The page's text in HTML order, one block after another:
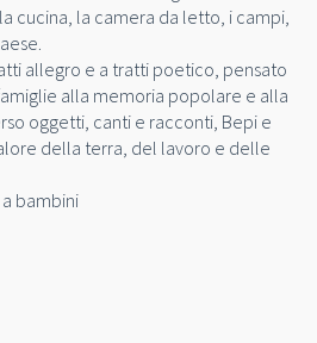
cucina, la camera da letto, i campi,
allegro e a tratti poetico, pensato
alla memoria popolare e alla
oggetti, canti e racconti, Bepi e
della terra, del lavoro e delle
bambini